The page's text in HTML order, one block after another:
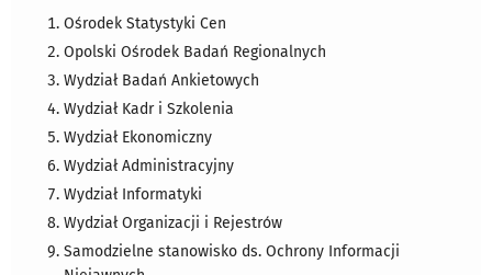
Ośrodek Statystyki Cen
Opolski Ośrodek Badań Regionalnych
Wydział Badań Ankietowych
Wydział Kadr i Szkolenia
Wydział Ekonomiczny
Wydział Administracyjny
Wydział Informatyki
Wydział Organizacji i Rejestrów
Samodzielne stanowisko ds. Ochrony Informacji